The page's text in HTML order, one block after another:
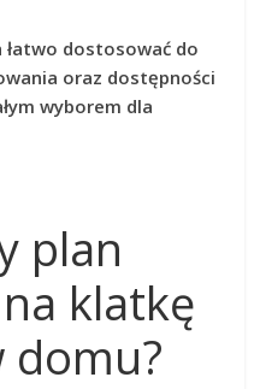
łatwo dostosować do
oraz dostępności
wyborem dla
plan
klatkę
domu?